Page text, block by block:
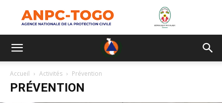
Accueil Activités Prévention
PRÉVENTION